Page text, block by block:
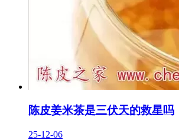
陈皮姜米茶是三伏天的救星吗
25-12-06